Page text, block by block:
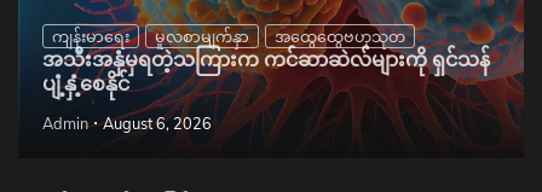
ကျန်းမာရေး မူလစာမျက်နှာ အထွေထွေဗဟုသုတ
အသီးအနှံမှရတဲ့သကြားက ကင်ဆာဆဲလ်များကို ရှင်သန်
ပျံ့နှံ့စေနိုင်
Admin August 6, 2026